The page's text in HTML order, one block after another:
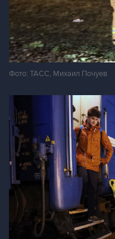
Фото: ТАСС, Михаил Почуев